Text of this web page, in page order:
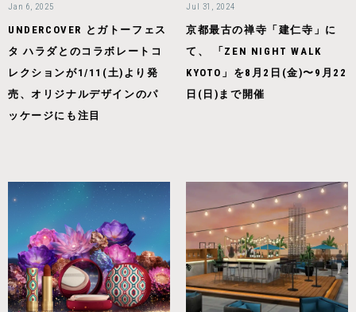
Jan 6, 2025
UNDERCOVER とガトーフェス
タ ハラダとのコラボレートコ
レクションが1/11(土)より発
売、オリジナルデザインのパ
ッケージにも注目
Jul 31, 2024
京都最古の禅寺「建仁寺」に
て、 「ZEN NIGHT WALK
KYOTO」を8⽉2⽇(⾦)〜9⽉22
⽇(⽇)まで開催